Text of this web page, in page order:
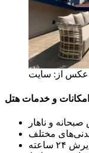
امکانات و خدمات هتل
و ناهار
مختلف
۲۴ ساعته